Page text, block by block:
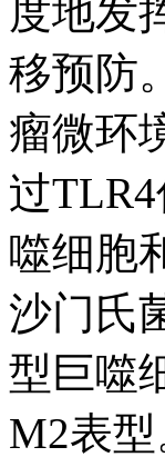
度地发
移预防
瘤微环
过
噬细胞
沙门氏
型巨噬
M2表